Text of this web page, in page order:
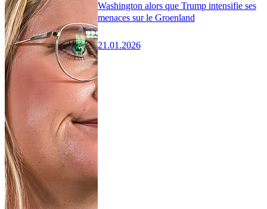
Washington alors que Trump intensifie ses
menaces sur le Groenland
21.01.2026